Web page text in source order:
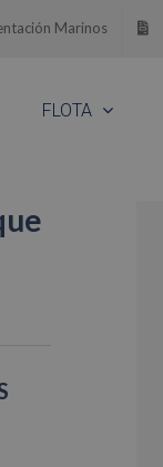
Marinos
FLOTA